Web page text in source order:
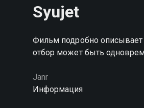
Syujet
Фильм подробно описывает
отбор может быть
Janr
Информация